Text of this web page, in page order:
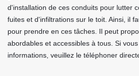
d'installation de ces conduits pour lutter
fuites et d'infiltrations sur le toit. Ainsi, il
pour prendre en ces tâches. Il peut
abordables et accessibles à tous. Si
informations, veuillez le téléphoner